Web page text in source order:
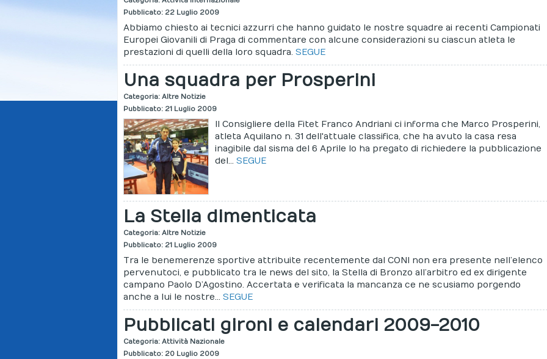
Pubblicato: 22 Luglio 2009
Abbiamo chiesto ai tecnici azzurri che hanno guidato le nostre squadre ai recenti Campionati
Europei Giovanili di Praga di commentare con alcune considerazioni su ciascun atleta le
prestazioni di quelli della loro squadra.SEGUE
Una squadra per Prosperini
Categoria:Altre Notizie
Pubblicato: 21 Luglio 2009
Il Consigliere della Fitet Franco Andriani ci informa che Marco Prosperini,
atleta Aquilano n. 31 dell'attuale classifica, che ha avuto la casa resa
inagibile dal sisma del 6 Aprile lo ha pregato di richiedere la pubblicazione
del...SEGUE
La Stella dimenticata
Categoria:Altre Notizie
Pubblicato: 21 Luglio 2009
Tra le benemerenze sportive attribuite recentemente dal CONI non era presente nell’elenco
pervenutoci, e pubblicato tra le news del sito, la Stella di Bronzo all’arbitro ed ex dirigente
campano Paolo D’Agostino. Accertata e verificata la mancanza ce ne scusiamo porgendo
anche a lui le nostre...SEGUE
Pubblicati gironi e calendari 2009-2010
Categoria:Attività Nazionale
Pubblicato: 20 Luglio 2009